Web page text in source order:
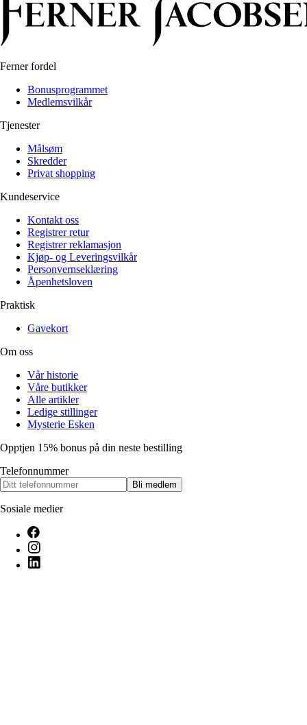
Ferner fordel
Bonusprogrammet
Medlemsvilkår
Tjenester
Målsøm
Skredder
Privat shopping
Kundeservice
Kontakt oss
Registrer retur
Registrer reklamasjon
Kjøp- og Leveringsvilkår
Personvernseklæring
Åpenhetsloven
Praktisk
Gavekort
Om oss
Vår historie
Våre butikker
Alle artikler
Ledige stillinger
Mysterie Esken
Opptjen 15% bonus på din neste bestilling
Telefonnummer
Bli medlem
Sosiale medier